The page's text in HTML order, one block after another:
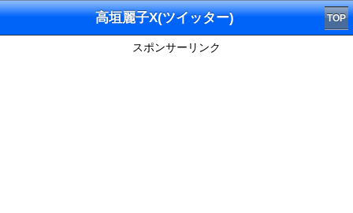
高垣麗子X(ツイッター) TOP
スポンサーリンク